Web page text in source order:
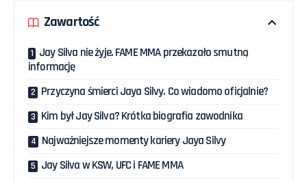
Zawartość
Jay Silva nie żyje. FAME MMA przekazało smutną
informację
Przyczyna śmierci Jaya Silvy. Co wiadomo oficjalnie?
Kim był Jay Silva? Krótka biografia zawodnika
Najważniejsze momenty kariery Jaya Silvy
Jay Silva w KSW, UFC i FAME MMA